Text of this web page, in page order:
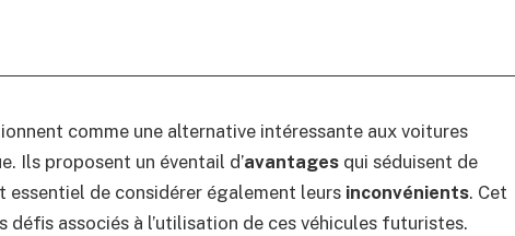
comme une alternative intéressante aux voitures
Ils proposent un éventail d’avantages qui séduisent de
essentiel de considérer également leurs inconvénients. Cet
associés à l’utilisation de ces véhicules futuristes.